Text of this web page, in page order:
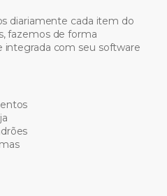
diariamente cada item do
fazemos de forma
com seu software